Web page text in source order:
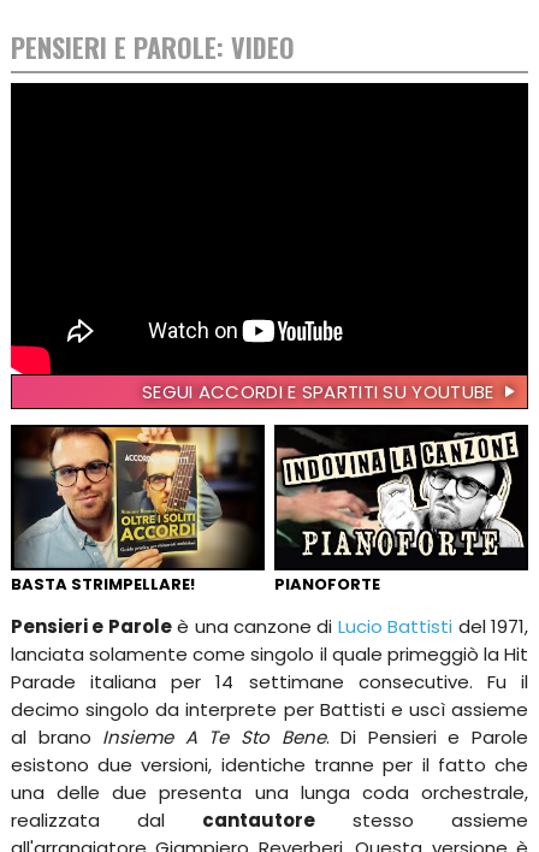
PENSIERI E PAROLE: VIDEO
SEGUI ACCORDI E SPARTITI SU YOUTUBE
BASTA STRIMPELLARE! PIANOFORTE
Pensieri e Paroleè una canzone di Lucio Battisti del 1971,
lanciata solamente come singolo il quale primeggiò la Hit
Parade italiana per 14 settimane consecutive. Fu il
decimo singolo da interprete per Battisti e uscì assieme
al brano Insieme A Te Sto Bene. Di Pensieri e Parole
esistono due versioni, identiche tranne per il fatto che
una delle due presenta una lunga coda orchestrale,
realizzata dal cantautore stesso assieme